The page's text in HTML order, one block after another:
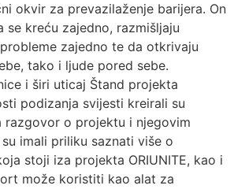
okvir za prevazilaženje barijera. On
se kreću zajedno, razmišljaju
zajedno te da otkrivaju
tako i ljude pored sebe.
i širi uticaj Štand projekta
podizanja svijesti kreirali su
o projektu i njegovim
imali priliku saznati više o
stoji iza projekta ORIUNITE, kao i
može koristiti kao alat za